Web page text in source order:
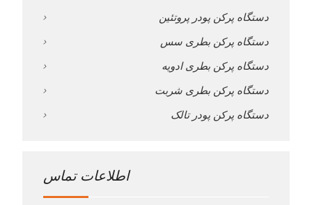
دستگاه پرکن پودر پروتئین
دستگاه پرکن بطری سس
دستگاه پرکن بطری ادویه
دستگاه پرکن بطری شربت
دستگاه پرکن پودر تالک
اطلاعات تماس